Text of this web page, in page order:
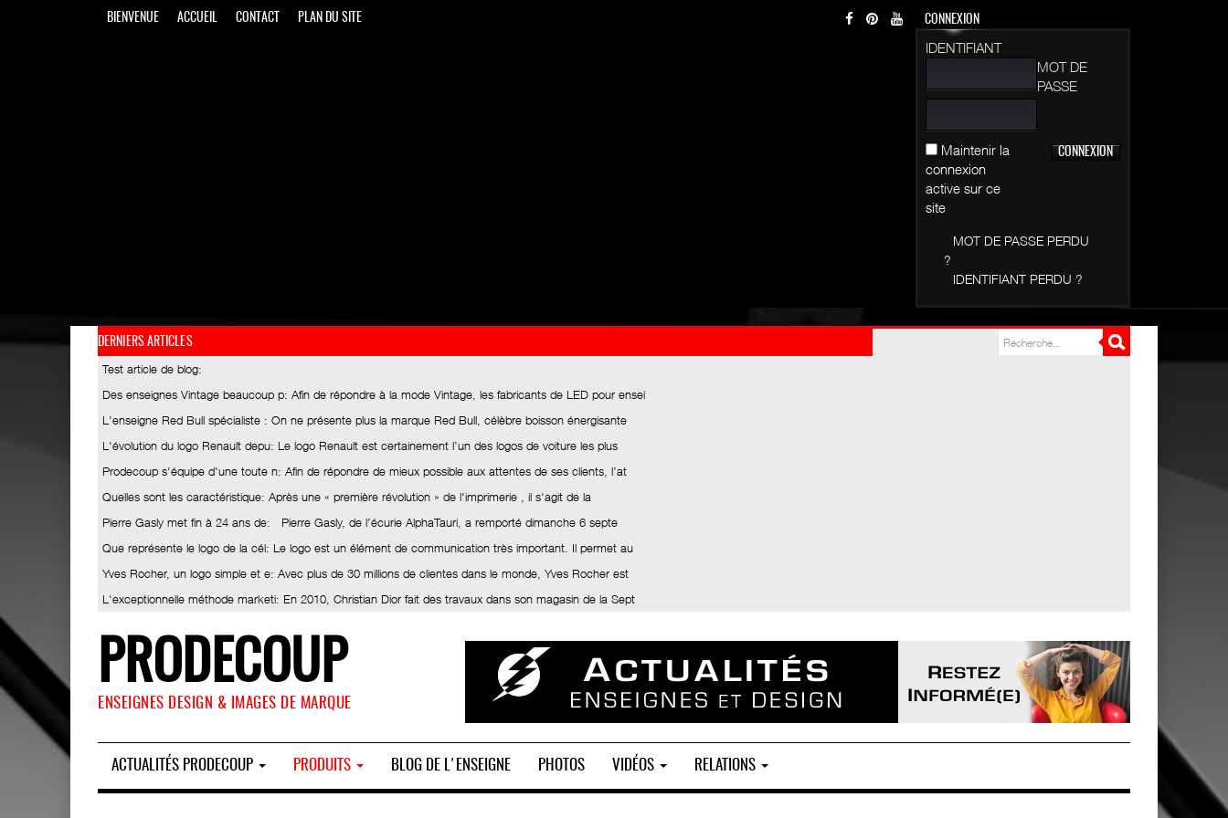
BIENVENUE ACCUEIL CONTACT PLAN DU SITE CONNEXION
IDENTIFIANT
MOT DE
PASSE
Maintenir la
connexion
active sur ce
site
MOT DE PASSE PERDU
?
IDENTIFIANT PERDU ?
DERNIERS ARTICLES
Test article de blog:
Des enseignes Vintage beaucoup p: Afin de répondre à la mode Vintage, les fabricants de LED pour ensei
L'enseigne Red Bull spécialiste : On ne présente plus la marque Red Bull, célèbre boisson énergisante
L'évolution du logo Renault depu: Le logo Renault est certainement l’un des logos de voiture les plus
Prodecoup s'équipe d'une toute n: Afin de répondre de mieux possible aux attentes de ses clients, l’at
Quelles sont les caractéristique: Après une « première révolution » de l'imprimerie , il s'agit de la
Pierre Gasly met fin à 24 ans de: Pierre Gasly, de l’écurie AlphaTauri, a remporté dimanche 6 septe
Que représente le logo de la cél: Le logo est un élément de communication très important. Il permet au
Yves Rocher, un logo simple et e: Avec plus de 30 millions de clientes dans le monde, Yves Rocher est
L'exceptionnelle méthode marketi: En 2010, Christian Dior fait des travaux dans son magasin de la Sept
PRODECOUP
ENSEIGNES DESIGN & IMAGES DE MARQUE
ACTUALITÉS PRODECOUP PRODUITS BLOG DE L'ENSEIGNE PHOTOS VIDÉOS RELATIONS